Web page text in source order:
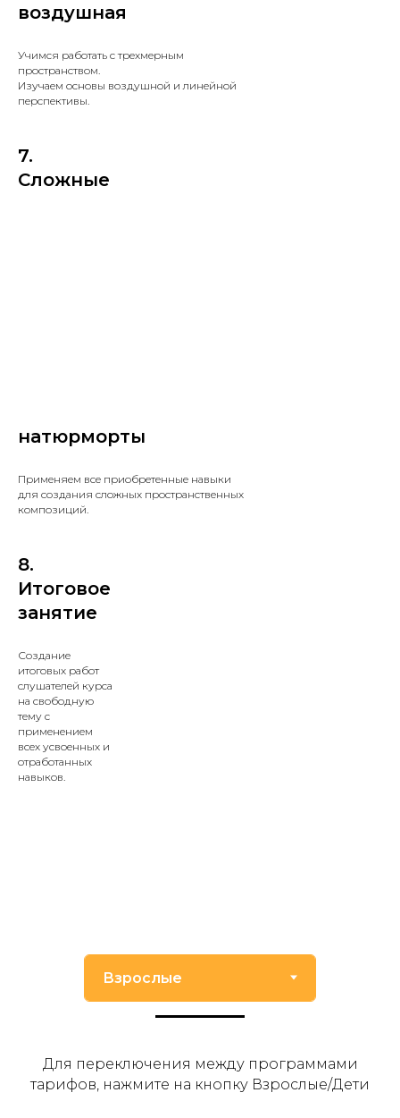
воздушная
Учимся работать с трехмерным
пространством.
Изучаем основы воздушной и линейной
перспективы.
7.
Сложные
натюрморты
Применяем все приобретенные навыки
для создания сложных пространственных
композиций.
8.
Итоговое
занятие
Создание
итоговых работ
слушателей курса
на свободную
тему с
применением
всех усвоенных и
отработанных
навыков.
Для переключения между программами
тарифов, нажмите на кнопку Взрослые/Дети